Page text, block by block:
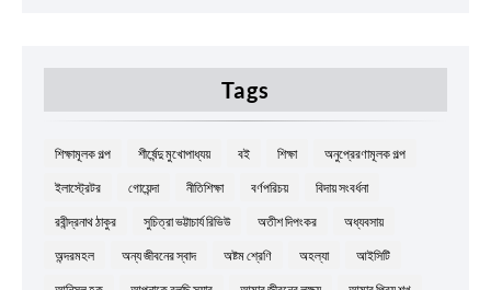
Tags
শিক্ষামূলক গল্প শীর্ষেন্দু মুখোপাধ্যয় বই শিক্ষা অনুপ্রেরণামূলক গল্প
ইলাস্ট্রেটর গোয়েন্দা নীতিশিক্ষা বর্ণপরিচয় বিদায় সংবর্ধনা
রবীন্দ্রনাথ ঠাকুর সুচিত্রা ভট্টাচার্য রিভিউ অতীশ দিপংকর অধ্যবসায়
অন্দরমহল অন্য জীবনের স্বাদ অষ্টম শ্রেণি অহল্যা আইসিটি